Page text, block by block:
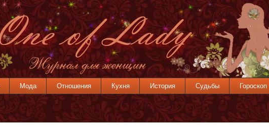
Мода Отношения Кухня История Судьбы Гороскоп